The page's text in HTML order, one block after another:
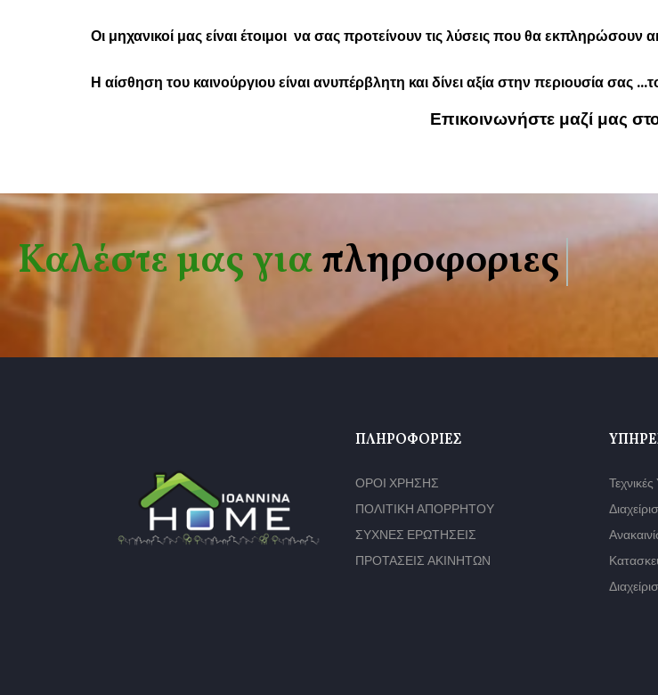
Οι μηχανικοί μας είναι έτοιμοι να σας προτείνουν τις λύσεις που θα εκπληρώσουν
Η αίσθηση του καινούργιου είναι ανυπέρβλητη και δίνει αξία στην περιουσία σας
Επικοινωνήστε μαζί μας
Καλέστε μας γιαπληροφοριες
ΠΛΗΡΟΦΟΡΊΕΣ
ΟΡΟΙ ΧΡΗΣΗΣ
ΠΟΛΙΤΙΚΗ ΑΠΟΡΡΗΤΟΥ
ΣΥΧΝΕΣ ΕΡΩΤΗΣΕΙΣ
ΠΡΟΤΑΣΕΙΣ ΑΚΙΝΗΤΩΝ